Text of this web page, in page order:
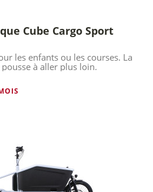
Cube Cargo Sport
les enfants ou les courses. La
à aller plus loin.